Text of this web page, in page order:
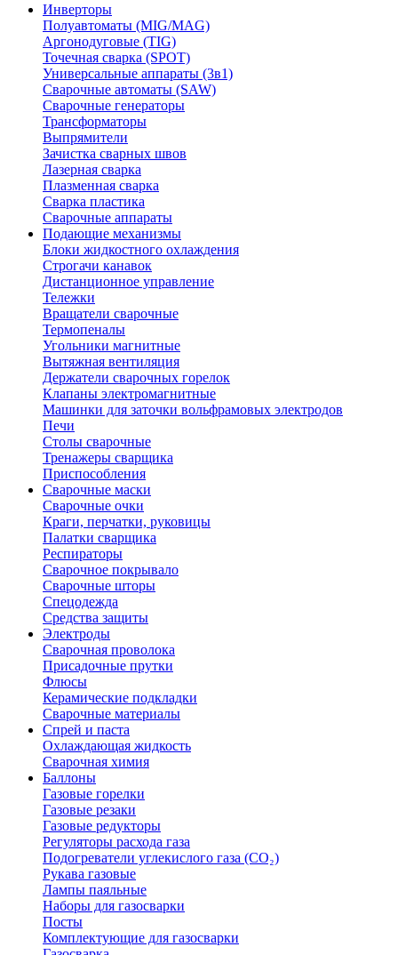
Инверторы
Полуавтоматы (MIG/MAG)
Аргонодуговые (TIG)
Точечная сварка (SPOT)
Универсальные аппараты (3в1)
Сварочные автоматы (SAW)
Сварочные генераторы
Трансформаторы
Выпрямители
Зачистка сварных швов
Лазерная сварка
Плазменная сварка
Сварка пластика
Сварочные аппараты
Подающие механизмы
Блоки жидкостного охлаждения
Строгачи канавок
Дистанционное управление
Тележки
Вращатели сварочные
Термопеналы
Угольники магнитные
Вытяжная вентиляция
Держатели сварочных горелок
Клапаны электромагнитные
Машинки для заточки вольфрамовых электродов
Печи
Столы сварочные
Тренажеры сварщика
Приспособления
Сварочные маски
Сварочные очки
Краги, перчатки, руковицы
Палатки сварщика
Респираторы
Сварочное покрывало
Сварочные шторы
Спецодежда
Средства защиты
Электроды
Сварочная проволока
Присадочные прутки
Флюсы
Керамические подкладки
Сварочные материалы
Спрей и паста
Охлаждающая жидкость
Сварочная химия
Баллоны
Газовые горелки
Газовые резаки
Газовые редукторы
Регуляторы расхода газа
Подогреватели углекислого газа (CO₂)
Рукава газовые
Лампы паяльные
Наборы для газосварки
Посты
Комплектующие для газосварки